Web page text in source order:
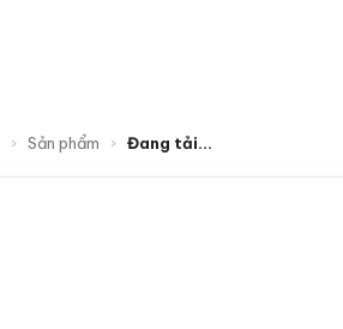
› Sản phẩm › Đang tải…